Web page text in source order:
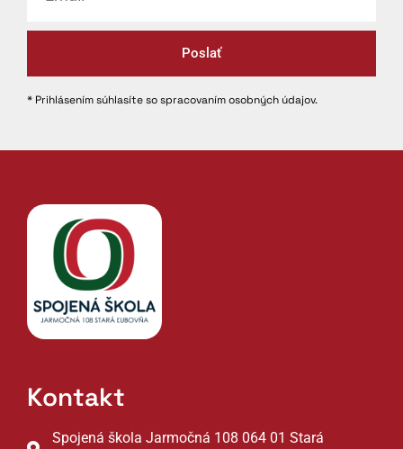
Poslať
* Prihlásením súhlasíte so spracovaním osobných údajov.
Kontakt
Spojená škola Jarmočná 108 064 01 Stará